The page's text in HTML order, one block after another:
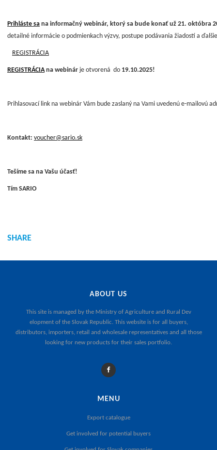
Prihláste sa na informačný webinár, ktorý sa bude konať už 21. októbra
detailné informácie o podmienkach výzvy, postupe podávania žiadostí a
REGISTRÁCIA
REGISTRÁCIA na webinár je otvorená do 19.10.2025!
Prihlasovací link na webinár Vám bude zaslaný na Vami uvedenú e-mailovú
Kontakt: voucher@sario.sk
Tešíme sa na Vašu účasť!
Tím SARIO
SHARE
ABOUT US
This site is managed by the Ministry of Agriculture and Rural Dev
elopment of the Slovak Republic. This website is for all buyers,
distributors, importers, retail and wholesale representatives and all those
looking for new products for their sales portfolio.
MENU
Export catalogue
Get involved for potential buyers